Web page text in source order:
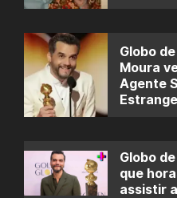
Globo
Moura
Agente
Globo
que
assistir